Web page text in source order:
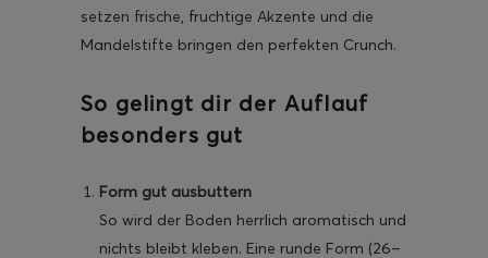
setzen frische, fruchtige Akzente und die
Mandelstifte bringen den perfekten Crunch.
So gelingt dir der Auflauf
besonders gut
Form gut ausbuttern
So wird der Boden herrlich aromatisch und
nichts bleibt kleben. Eine runde Form (26–